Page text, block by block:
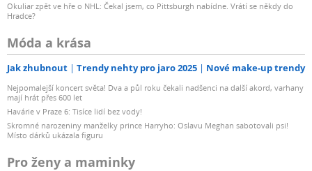
Okuliar zpět ve hře o NHL: Čekal jsem, co Pittsburgh nabídne. Vrátí se někdy do
Hradce?
Móda a krása
Jak zhubnout Trendy nehty pro jaro 2025 Nové make-up trendy
Nejpomalejší koncert světa! Dva a půl roku čekali nadšenci na další akord, varhany
mají hrát přes 600 let
Havárie v Praze 6: Tisíce lidí bez vody!
Skromné narozeniny manželky prince Harryho: Oslavu Meghan sabotovali psi!
Místo dárků ukázala figuru
Pro ženy a maminky